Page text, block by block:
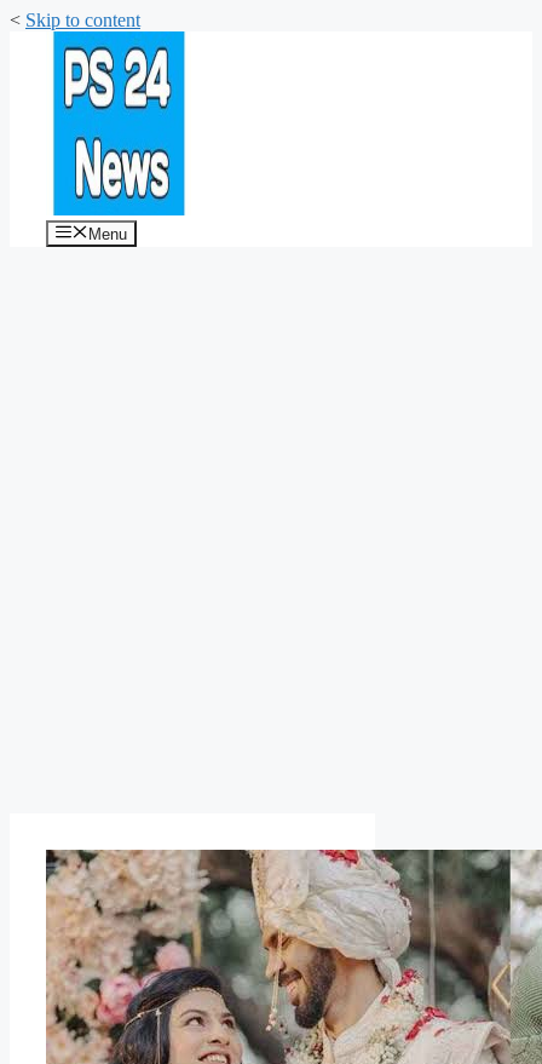
< Skip to content
Menu